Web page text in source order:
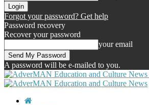
Forgot your password? Get help
Password recovery
Recover your password
your email
A password will be e-mailed to you.